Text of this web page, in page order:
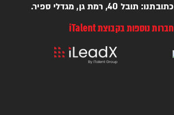
כתובתנו: תובל 40, רמת גן, מגדלי ספיר.
חברות נוספות בקבוצת iTalent